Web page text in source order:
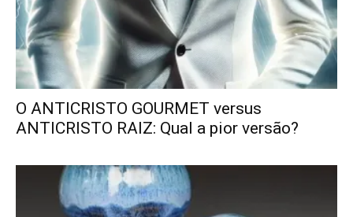
O ANTICRISTO GOURMET versus
ANTICRISTO RAIZ: Qual a pior versão?